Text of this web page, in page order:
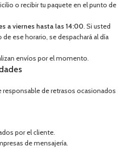
o recibir tu paquete en el punto de
a viernes hasta las 14:00. Si usted
ese horario, se despachará al día
envíos por el momento.
responsable de retrasos ocasionados
por el cliente.
de mensajería.